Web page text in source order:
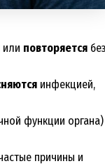
или повторяется без
инфекцией,
функции органа)
причины и